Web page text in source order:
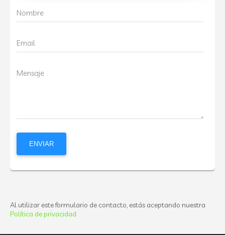
Nombre
Email
Mensaje
Al utilizar este formulario de contacto, estás aceptando nuestra
Política de privacidad